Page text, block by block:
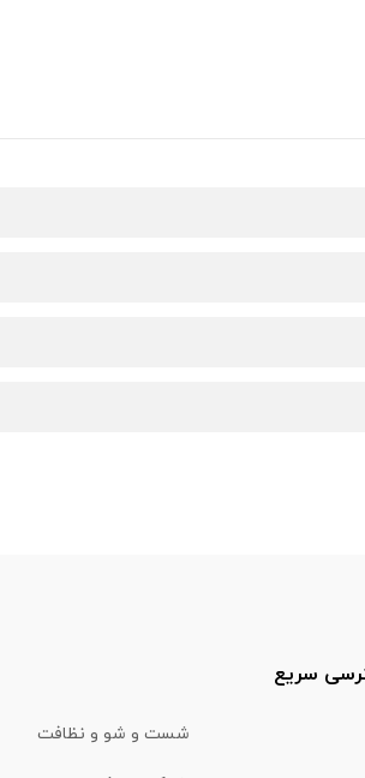
سریع
شست و شو و نظافت